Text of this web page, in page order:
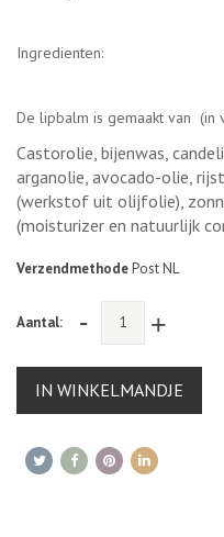
Ingredienten:
De lipbalm is gemaakt van (in
Castorolie, bijenwas,
arganolie, avocado-olie,
(werkstof uit olijfolie),
(moisturizer en natuurlijk
VerzendmethodePost NL
Aantal: - +
IN WINKELMANDJE